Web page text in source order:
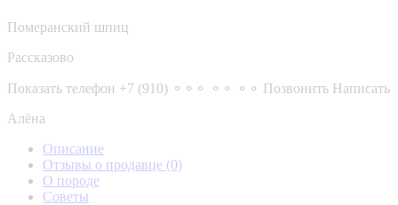
Померанский шпиц
Рассказово
Показать телефон +7 (910) ⚬⚬⚬ ⚬⚬ ⚬⚬ Позвонить Написать
Алёна
Описание
Отзывы о продавце (0)
О породе
Советы